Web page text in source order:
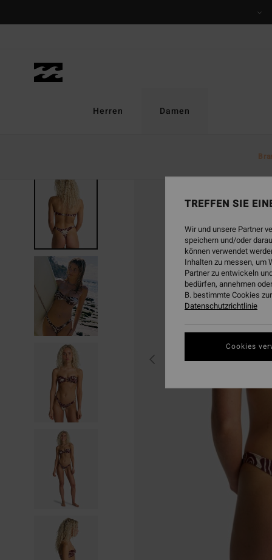
Herren Damen
TREFFEN SIE
Wir und unsere Partner
speichern und/oder
können verwendet
Inhalten zu messen, um
Partner zu entwickeln
bedürfen, annehmen
B. bestimmte Cookies
Datenschutzrichtlinie
Cookies